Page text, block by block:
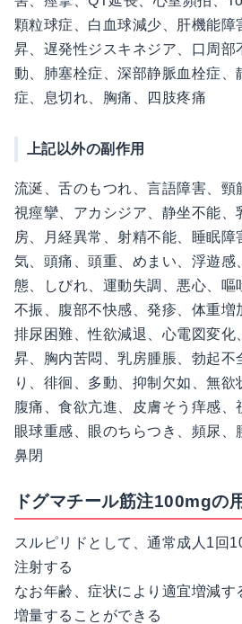
顆粒球症、白血球減少、肝機能障
昇、遅発性ジスキネジア、口周部
動、肺塞栓症、深部静脈血栓症、
症、息切れ、胸痛、四肢疼痛
上記以外の副作用
流涎、舌のもつれ、言語障害、頸
視痙攣、アカシジア、静坐不能、
房、月経異常、射精不能、睡眠
気、頭痛、頭重、めまい、浮遊感
態、しびれ、運動失調、悪心、嘔
不振、腹部不快感、発疹、体重増
排尿困難、性欲減退、心電図変化
昇、胸内苦悶、乳房腫脹、勃起不
り、徘徊、多動、抑制欠如、無欲
腹痛、食欲亢進、皮膚そう痒感、
眼球重感、眼のちらつき、頻尿、
鼻閉
ドグマチール筋注100mgの
スルピリドとして、通常成人1回
注射する
なお年齢、症状により適宜増減
増量することができる